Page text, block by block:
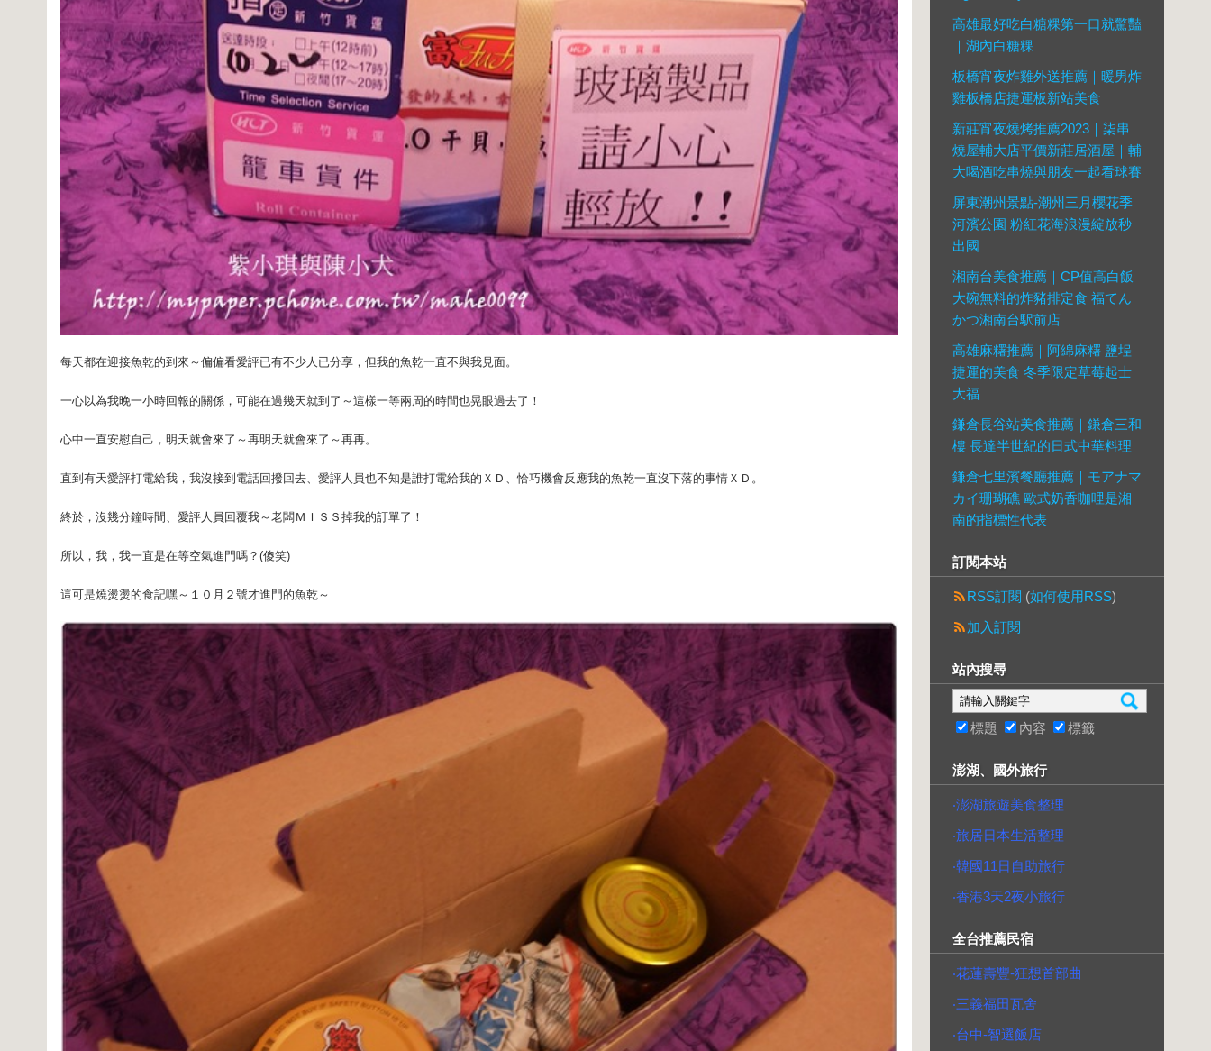
每天都在迎接魚乾的到來～偏偏看愛評已有不少人已分享，但我的魚乾一直不與我見面。
一心以為我晚一小時回報的關係，可能在過幾天就到了～這樣一等兩周的時間也晃眼過去了！
心中一直安慰自己，明天就會來了～再明天就會來了～再再。
直到有天愛評打電給我，我沒接到電話回撥回去、愛評人員也不知是誰打電給我的ＸＤ、恰巧機會反應我的魚乾一直沒下落的事情ＸＤ。
終於，沒幾分鐘時間、愛評人員回覆我～老闆ＭＩＳＳ掉我的訂單了！
所以，我，我一直是在等空氣進門嗎？(傻笑)
這可是燒燙燙的食記嘿～１０月２號才進門的魚乾～
高雄最好吃白糖粿第一口就驚豔
｜湖內白糖粿
板橋宵夜炸雞外送推薦｜暖男炸
雞板橋店捷運板新站美食
新莊宵夜燒烤推薦2023｜柒串
燒屋輔大店平價新莊居酒屋｜輔
大喝酒吃串燒與朋友一起看球賽
屏東潮州景點-潮州三月櫻花季
河濱公園 粉紅花海浪漫綻放秒
出國
湘南台美食推薦｜CP值高白飯
大碗無料的炸豬排定食 福てん
かつ湘南台駅前店
高雄麻糬推薦｜阿綿麻糬 鹽埕
捷運的美食 冬季限定草莓起士
大福
鎌倉長谷站美食推薦｜鎌倉三和
樓 長達半世紀的日式中華料理
鎌倉七里濱餐廳推薦｜モアナマ
カイ珊瑚礁 歐式奶香咖哩是湘
南的指標性代表
訂閱本站
RSS訂閱 (如何使用RSS)
加入訂閱
站內搜尋
標題 內容 標籤
澎湖、國外旅行
‧澎湖旅遊美食整理
‧旅居日本生活整理
‧韓國11日自助旅行
‧香港3天2夜小旅行
全台推薦民宿
‧花蓮壽豐-狂想首部曲
‧三義福田瓦舍
‧台中-智選飯店